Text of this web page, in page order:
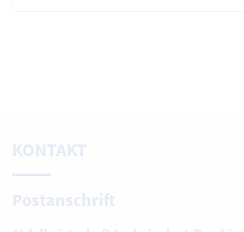
KONTAKT
Postanschrift